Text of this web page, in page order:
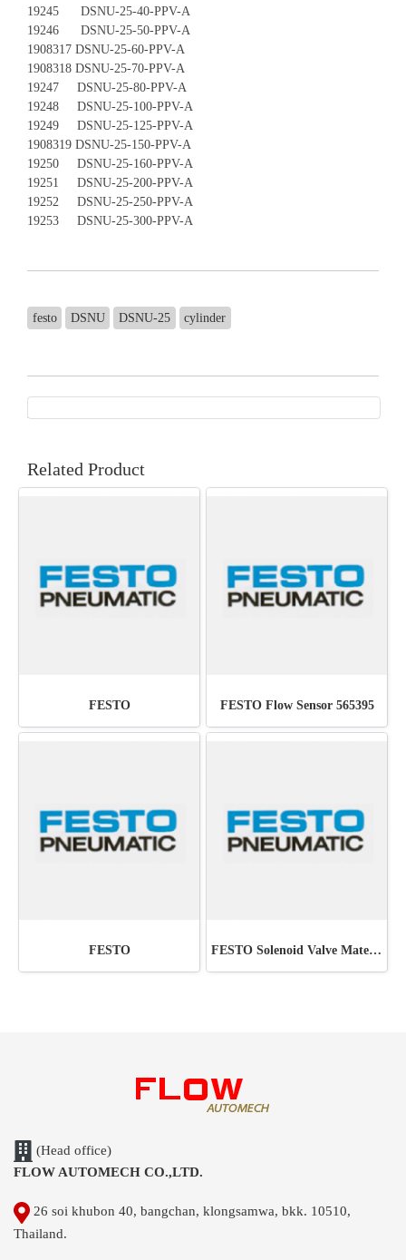
19245 DSNU-25-40-PPV-A
19246 DSNU-25-50-PPV-A
1908317 DSNU-25-60-PPV-A
1908318 DSNU-25-70-PPV-A
19247 DSNU-25-80-PPV-A
19248 DSNU-25-100-PPV-A
19249 DSNU-25-125-PPV-A
1908319 DSNU-25-150-PPV-A
19250 DSNU-25-160-PPV-A
19251 DSNU-25-200-PPV-A
19252 DSNU-25-250-PPV-A
19253 DSNU-25-300-PPV-A
festo DSNU DSNU-25 cylinder
Related Product
FESTO FESTO Flow Sensor 565395
FESTO FESTO Solenoid Valve Material : 6211 MFH-5-1/4
(Head office)
FLOW AUTOMECH CO.,LTD.
26 soi khubon 40, bangchan, klongsamwa, bkk. 10510,
Thailand.